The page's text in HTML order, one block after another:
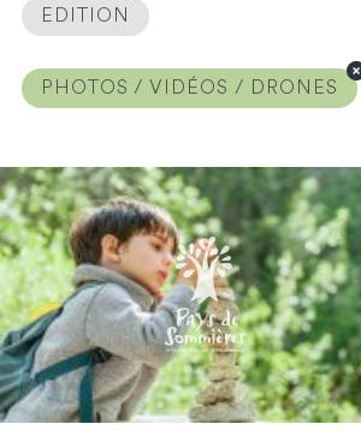
EDITION
PHOTOS / VIDÉOS / DRONES